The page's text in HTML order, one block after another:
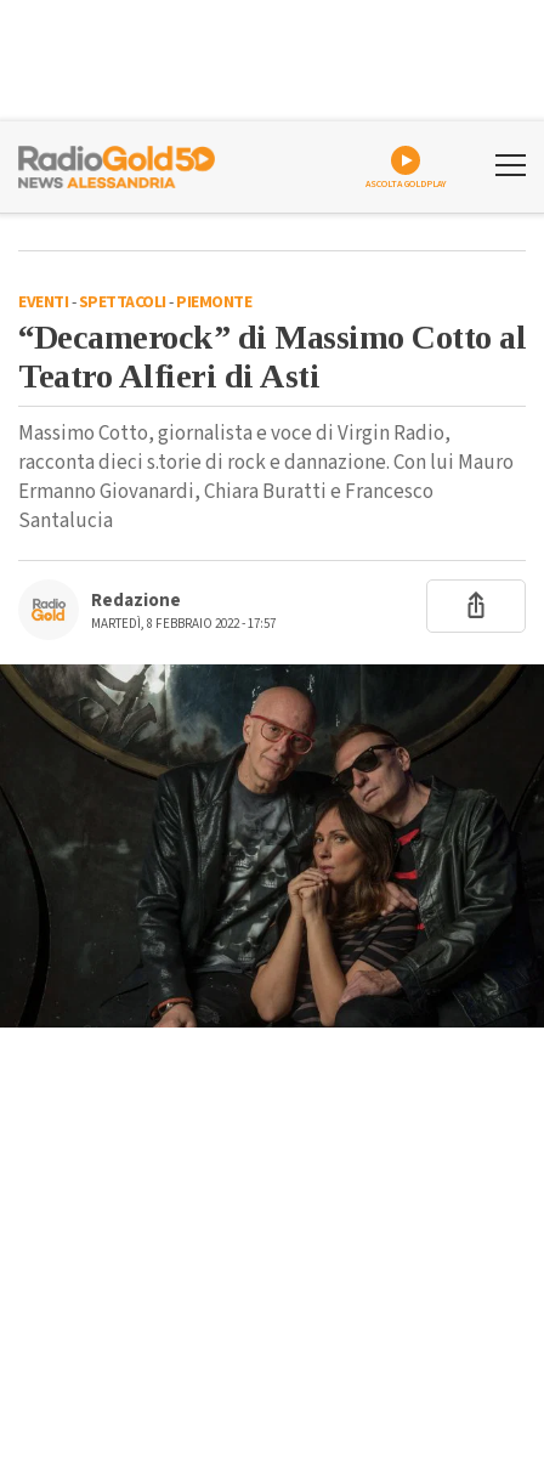
ASCOLTA GOLDPLAY
EVENTI-SPETTACOLI-PIEMONTE
“Decamerock” di Massimo Cotto al
Teatro Alfieri di Asti
Massimo Cotto, giornalista e voce di Virgin Radio,
racconta dieci s.torie di rock e dannazione. Con lui Mauro
Ermanno Giovanardi, Chiara Buratti e Francesco
Santalucia
Redazione
MARTEDÌ, 8 FEBBRAIO 2022 - 17:57